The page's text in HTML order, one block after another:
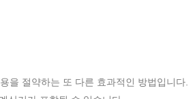
을 절약하는 또 다른 효과적인 방법입니다.